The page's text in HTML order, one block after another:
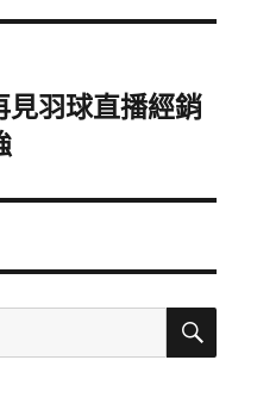
見羽球直播經銷
搜